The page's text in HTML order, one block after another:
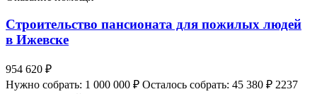
Строительство пансионата для пожилых людей
в Ижевске
954 620 ₽
Нужно собрать: 1 000 000 ₽ Осталось собрать: 45 380 ₽ 2237